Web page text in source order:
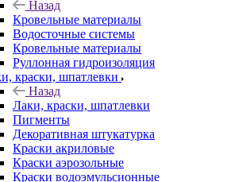
Назад
Кровельные материалы
Водосточные системы
Кровельные материалы
Руллонная гидроизоляция
краски, шпатлевки
Назад
Лаки, краски, шпатлевки
Пигменты
Декоративная штукатурка
Краски акриловые
Краски аэрозольные
Краски водоэмульсионные